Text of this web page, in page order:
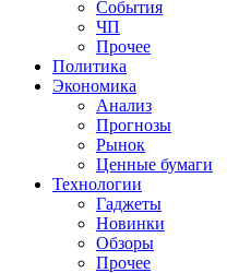
События
ЧП
Прочее
Политика
Экономика
Анализ
Прогнозы
Рынок
Ценные бумаги
Технологии
Гаджеты
Новинки
Обзоры
Прочее